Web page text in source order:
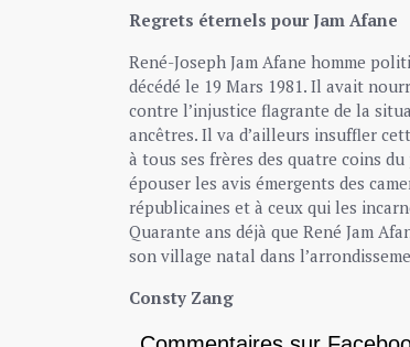
Regrets éternels pour Jam Afane
René-Joseph Jam Afane homme
décédé le 19 Mars 1981. Il avait
contre l’injustice flagrante de la
ancêtres. Il va d’ailleurs insuffler
à tous ses frères des quatre coins
épouser les avis émergents des
républicaines et à ceux qui les
Quarante ans déjà que René Jam
son village natal dans
Consty Zang